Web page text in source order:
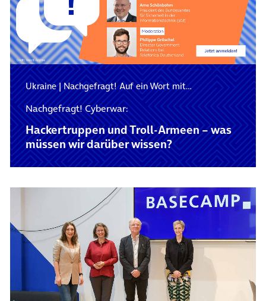
Ukraine|Nachgefragt! Auf ein Wort mit…
Nachgefragt! Cyberwar:
Hackertruppen und Troll-Armeen – was
müssen wir darüber wissen?